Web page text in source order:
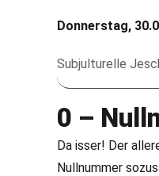
Donnerstag,
Subjulturelle
0 –
Da isser! Der
Nullnummer